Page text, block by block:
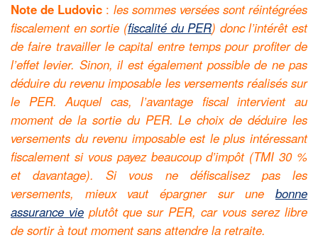
Note de Ludovic : les sommes versées sont réintégrées
fiscalement en sortie (fiscalité du PER) donc l’intérêt est
de faire travailler le capital entre temps pour profiter de
l’effet levier. Sinon, il est également possible de ne pas
déduire du revenu imposable les versements réalisés sur
le PER. Auquel cas, l’avantage fiscal intervient au
moment de la sortie du PER. Le choix de déduire les
versements du revenu imposable est le plus intéressant
fiscalement si vous payez beaucoup d’impôt (TMI 30 %
et davantage). Si vous ne défiscalisez pas les
versements, mieux vaut épargner sur une bonne
assurance vie plutôt que sur PER, car vous serez libre
de sortir à tout moment sans attendre la retraite.